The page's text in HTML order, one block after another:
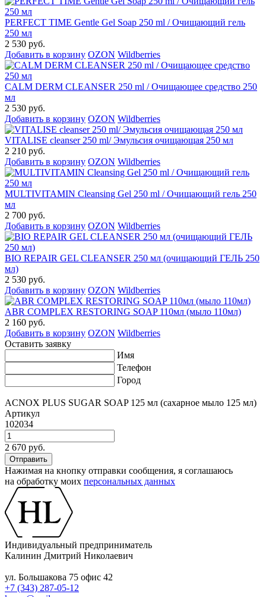
PERFECT TIME Gentle Gel Soap 250 ml / Очищающий гель
250 мл
2 530 руб.
Добавить в корзину OZON Wildberries
CALM DERM CLEANSER 250 ml / Очищающее средство 250
мл
2 530 руб.
Добавить в корзину OZON Wildberries
VITALISE cleanser 250 ml/ Эмульсия очищающая 250 мл
2 210 руб.
Добавить в корзину OZON Wildberries
MULTIVITAMIN Cleansing Gel 250 ml / Очищающий гель 250
мл
2 700 руб.
Добавить в корзину OZON Wildberries
BIO REPAIR GEL CLEANSER 250 мл (очищающий ГЕЛЬ 250
мл)
2 530 руб.
Добавить в корзину OZON Wildberries
ABR COMPLEX RESTORING SOAP 110мл (мыло 110мл)
2 160 руб.
Добавить в корзину OZON Wildberries
Оставить заявку
Имя
Телефон
Город
ACNOX PLUS SUGAR SOAP 125 мл (cахарное мыло 125 мл)
Артикул
102034
2 670 руб.
Нажимая на кнопку отправки сообщения, я соглашаюсь
на обработку моих персональных данных
Индивидуальный предприниматель
Калинин Дмитрий Николаевич
ул. Большакова 75 офис 42
+7 (343) 287-05-12